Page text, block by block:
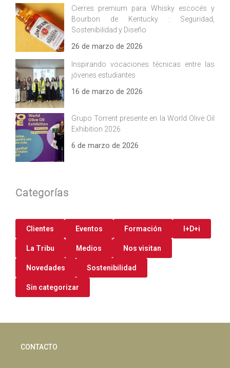
Cierres premium para Whisky escocés y
Bourbon de Kentucky : Seguridad,
Sostenibilidad y Diseño
26 de marzo de 2026
Inspirando vocaciones técnicas entre las
jóvenes estudiantes
16 de marzo de 2026
Grupo Torrent presente en la World Olive Oil
Exhibition 2026
6 de marzo de 2026
Categorías
Clientes Eventos Formación I+D+i
La Tribu Medios Nos visitan
Novedades Sostenibilidad
Sin categorizar
CONTACTO